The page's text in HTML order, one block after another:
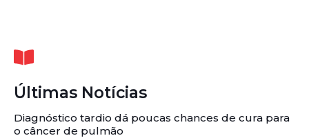
Últimas Notícias
Diagnóstico tardio dá poucas chances de cura para
o câncer de pulmão